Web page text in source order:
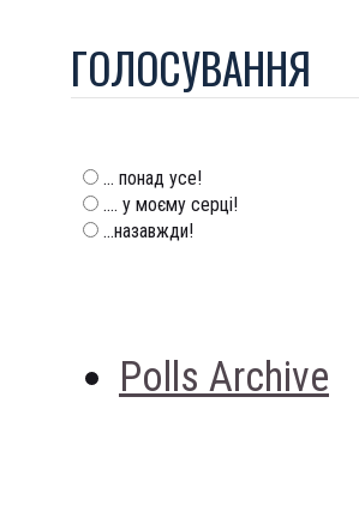
ГОЛОСУВАННЯ
... понад усе!
.... у моєму серці!
...назавжди!
Polls Archive